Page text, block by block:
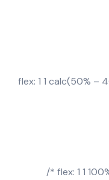
flex: 1 1 calc(50% –
flex: 1 1